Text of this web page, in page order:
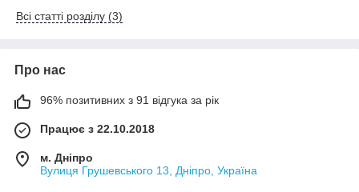
Всі статті розділу (3)
Про нас
96% позитивних з 91 відгука за рік
Працює з 22.10.2018
м. Дніпро
Вулиця Грушевського 13, Дніпро, Україна